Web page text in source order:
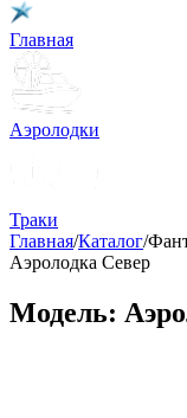
Главная
Аэролодки
Траки
Главная/Каталог/
Аэролодка Север
Модель: